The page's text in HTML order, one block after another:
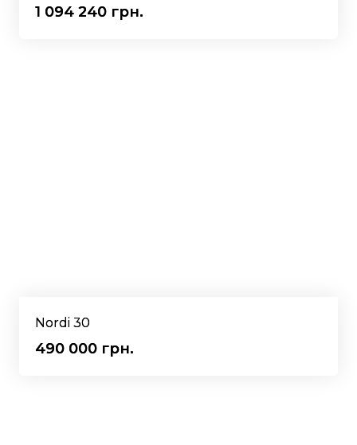
1 094 240 грн.
Nordi 30
490 000 грн.